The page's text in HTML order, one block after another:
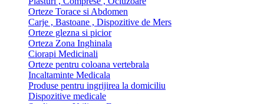
Orteze Torace si Abdomen
Carje , Bastoane , Dispozitive de Mers
Orteze glezna si picior
Orteza Zona Inghinala
Ciorapi Medicinali
Orteze pentru coloana vertebrala
Incaltaminte Medicala
Produse pentru ingrijirea la domiciliu
Dispozitive medicale